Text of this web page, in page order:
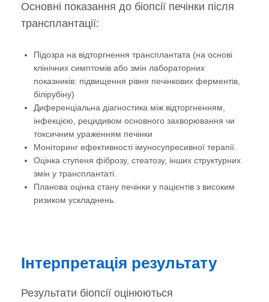
Основні показання до біопсії печінки після
трансплантації:
Підозра на відторгнення трансплантата (на основі
клінічних симптомів або змін лабораторних
показників: підвищення рівня печінкових ферментів,
білірубіну)
Диференціальна діагностика між відторгненням,
інфекцією, рецидивом основного захворювання чи
токсичним ураженням печінки
Моніторинг ефективності імуносупресивної терапії.
Оцінка ступеня фіброзу, стеатозу, інших структурних
змін у трансплантаті.
Планова оцінка стану печінки у пацієнтів з високим
ризиком ускладнень.
Інтерпретація результату
Результати біопсії оцінюються